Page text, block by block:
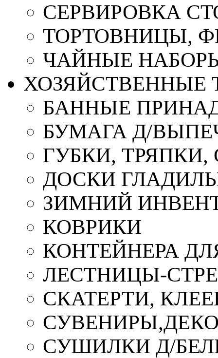
СЕРВИРОВКА
ТОРТОВНИЦЫ,
ЧАЙНЫЕ
ХОЗЯЙСТВЕННЫЕ
БАННЫЕ
БУМАГА Д/
ГУБКИ,
ДОСКИ
ЗИМНИЙ
КОВРИКИ
КОНТЕЙНЕРА
ЛЕСТНИЦЫ-
СКАТЕРТИ,
СУШИЛКИ Д/